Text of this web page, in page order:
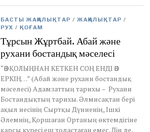
БАСТЫ ЖАҢАЛЫҚТАР / ЖАҢАЛЫҚТАР /
РУХ / ҚОҒАМ
Тұрсын Жұртбай. Абай және
рухани бостандық мәселесі
“ӨЗ ҚОЛЫҢНАН КЕТКЕН СОҢ ЕНДІ ӨЗ
ЕРКІҢ…” (Абай және рухани бостандық
мәселесі) Адамзаттың тарихы – Рухани
Бостандықтың тарихы. Әлмисақтан бері
ақыл иесінің Сыртқы Дүниенің, Ішкі
Әлемнің, Қоршаған Ортаның өктемдігіне
қарсы күресі еш толастаған емес. Дін де,